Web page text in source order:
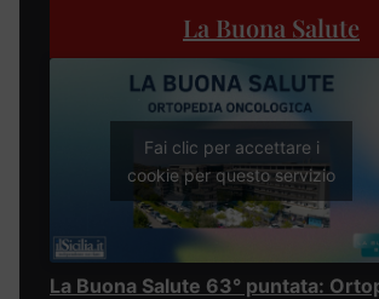
La Buona Salute
Fai clic per accettare i
cookie per questo servizio
La Buona Salute 63° puntata: